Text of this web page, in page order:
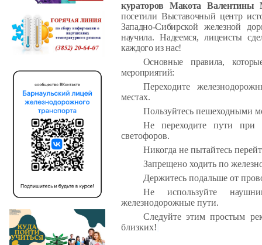
кураторов Макота
посетили Выставочный центр
Западно-Сибирской железной
научила.
Надеемся, лицеисты
каждого из нас!
Основные правила,
мероприятий:
Переходите
местах.
Пользуйтесь пешеходными
Не переходите пути при
светофоров.
Никогда не пытайтесь
Запрещено ходить по
Держитесь подальше от
Не используйте
железнодорожные пути.
Следуйте этим простым
близких!